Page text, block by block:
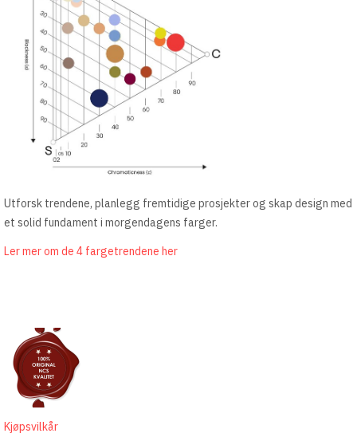
Utforsk trendene, planlegg fremtidige prosjekter og skap design med
et solid fundament i morgendagens farger.
Ler mer om de 4 fargetrendene her
Kjøpsvilkår